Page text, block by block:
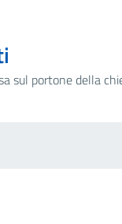
sul portone della